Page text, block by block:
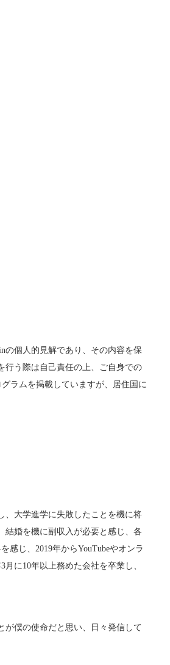
の個人的見解であり、その内容を保
行う際は自己責任の上、ご自身での
ラムを掲載していますが、居住国に
、大学進学に失敗したことを機に将
結婚を機に副収入が必要と感じ、各
感じ、2019年からYouTubeやオンラ
に10年以上務めた会社を卒業し、
が僕の使命だと思い、日々発信して